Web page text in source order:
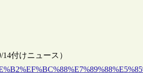
付けニュース）